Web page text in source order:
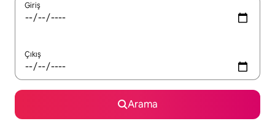
Giriş
Çıkış
Arama